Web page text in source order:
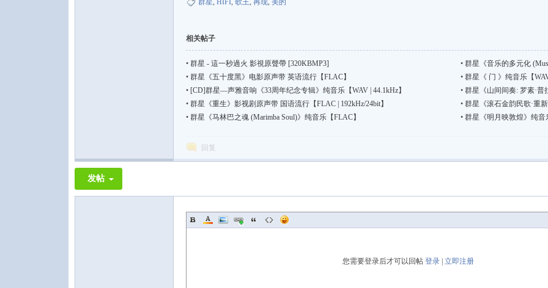
群星, HIFI, 歌王, 再现, 美的
相关帖子
• 群星 - 這一秒過火 影視原聲帶 [320KBMP3] • 群星《音乐的多元化
• 群星《五十度黑》电影原声带 英语流行【FLAC】 • 群星《 门 》纯音乐【
• [CD]群星—声雅音响《33周年纪念专辑》纯音乐【WAV | 44.1kHz】 • 群星《山间间奏: 罗素·
• 群星《重生》影视剧原声带 国语流行【FLAC | 192kHz/24bit】 • 群星《滚石金韵民歌·重
• 群星《马林巴之魂 (Marimba Soul)》纯音乐【FLAC】 • 群星《明月映敦煌》纯音
回复
发帖
您需要登录后才可以回帖 登录 立即注册